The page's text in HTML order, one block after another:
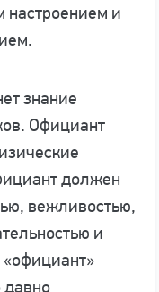
настроением и
знание
Официант
должен
вежливостью,
и
давно